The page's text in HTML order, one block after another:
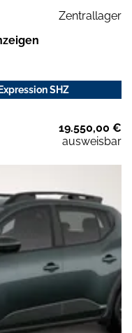
Zentrallager
SHZ
19.550,00 €
ausweisbar